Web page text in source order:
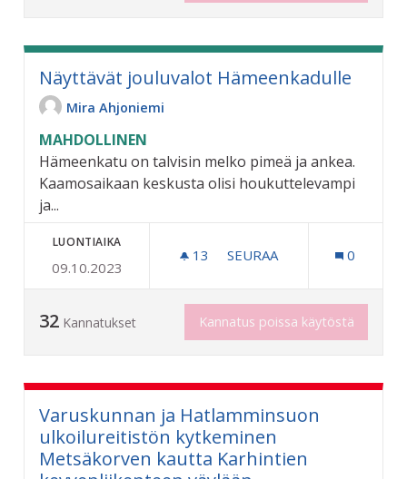
Näyttävät jouluvalot Hämeenkadulle
Mira Ahjoniemi
MAHDOLLINEN
Hämeenkatu on talvisin melko pimeä ja ankea.
Kaamosaikaan keskusta olisi houkuttelevampi
ja...
LUONTIAIKA
09.10.2023
13 13 SEURAAJAA
SEURAA 0
32 Kannatukset Kannatus poissa käytöstä
Varuskunnan ja Hatlamminsuon
ulkoilureitistön kytkeminen
Metsäkorven kautta Karhintien